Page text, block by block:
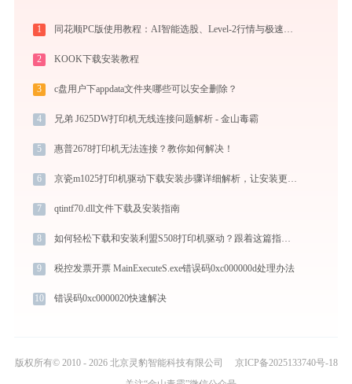
1 同花顺PC版使用教程：AI智能选股、Level-2行情与极速交易一站式炒股指南
2 KOOK下载安装教程
3 c盘用户下appdata文件夹哪些可以安全删除？
4 兄弟 J625DW打印机无线连接问题解析 - 金山毒霸
5 惠普2678打印机无法连接？教你如何解决！
6 京瓷m1025打印机驱动下载安装步骤详细解析，让安装更简单
7 qtintf70.dll文件下载及安装指南
8 如何轻松下载和安装利盟S508打印机驱动？跟着这篇指南走
9 税控发票开票 MainExecuteS.exe错误码0xc000000d处理办法
10 错误码0xc0000020快速解决
版权所有© 2010 - 2026 北京灵豹智能科技有限公司
京ICP备2025133740号-18